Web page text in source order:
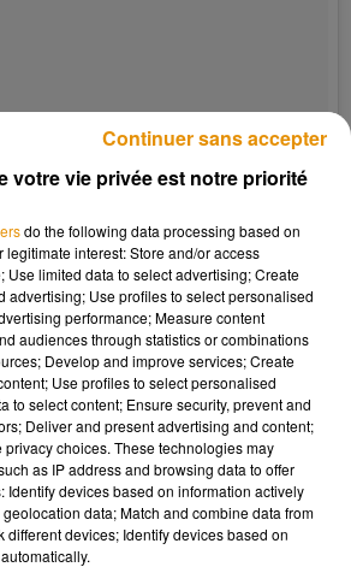
parTom Hardy(@tomhardy) le24 Mars 2018 à 7 :02 PDT
votre vie privée est notre priorité
do the following data processing based on
legitimate interest: Store and/or access
Use limited data to select advertising; Create
advertising; Use profiles to select personalised
performance; Measure content
audiences through statistics or combinations
Develop and improve services; Create
Use profiles to select personalised
to select content; Ensure security, prevent and
Deliver and present advertising and content;
choices. These technologies may
as IP address and browsing data to offer
Identify devices based on information actively
data; Match and combine data from
different devices; Identify devices based on
Continuer sans accepter